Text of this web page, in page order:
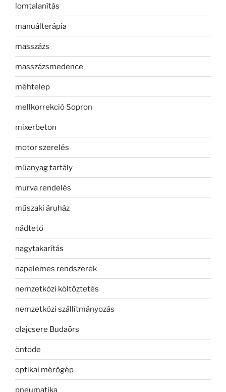
lomtalanítás
manuálterápia
masszázs
masszázsmedence
méhtelep
mellkorrekció Sopron
mixerbeton
motor szerelés
műanyag tartály
murva rendelés
műszaki áruház
nádtető
nagytakarítás
napelemes rendszerek
nemzetközi költöztetés
nemzetközi szállítmányozás
olajcsere Budaörs
öntöde
optikai mérőgép
pneumatika